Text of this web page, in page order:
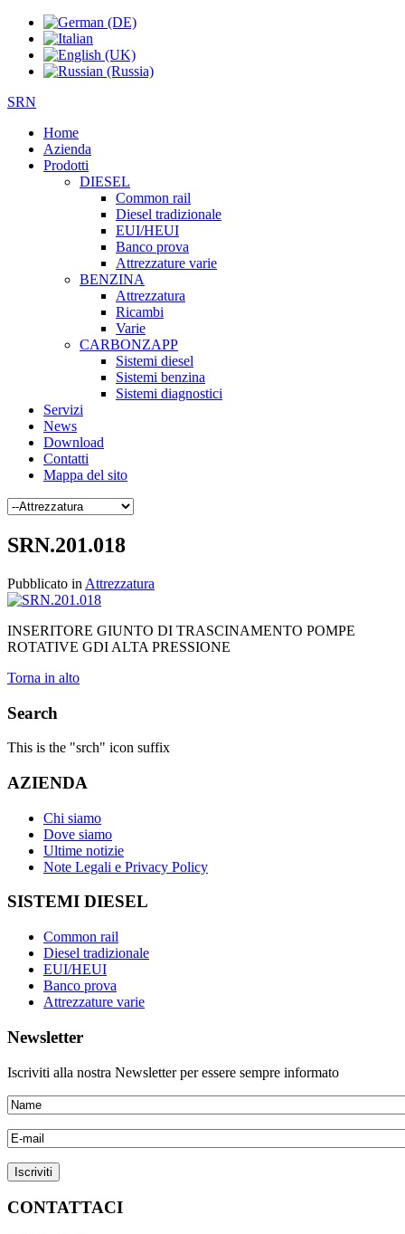
SRN
Home
Azienda
Prodotti
DIESEL
Common rail
Diesel tradizionale
EUI/HEUI
Banco prova
Attrezzature varie
BENZINA
Attrezzatura
Ricambi
Varie
CARBONZAPP
Sistemi diesel
Sistemi benzina
Sistemi diagnostici
Servizi
News
Download
Contatti
Mappa del sito
SRN.201.018
Pubblicato in Attrezzatura
INSERITORE GIUNTO DI TRASCINAMENTO POMPE
ROTATIVE GDI ALTA PRESSIONE
Torna in alto
Search
This is the "srch" icon suffix
AZIENDA
Chi siamo
Dove siamo
Ultime notizie
Note Legali e Privacy Policy
SISTEMI DIESEL
Common rail
Diesel tradizionale
EUI/HEUI
Banco prova
Attrezzature varie
Newsletter
Iscriviti alla nostra Newsletter per essere sempre informato
CONTATTACI